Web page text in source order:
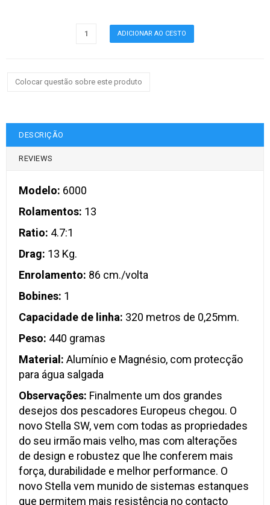
Colocar questão sobre este produto
DESCRIÇÃO
REVIEWS
Modelo: 6000
Rolamentos: 13
Ratio: 4.7:1
Drag: 13 Kg.
Enrolamento: 86 cm./volta
Bobines: 1
Capacidade de linha: 320 metros de 0,25mm.
Peso: 440 gramas
Material: Alumínio e Magnésio, com protecção
para água salgada
Observações: Finalmente um dos grandes
desejos dos pescadores Europeus chegou. O
novo Stella SW, vem com todas as propriedades
do seu irmão mais velho, mas com alterações
de design e robustez que lhe conferem mais
força, durabilidade e melhor performance. O
novo Stella vem munido de sistemas estanques
que permitem mais resistência no contacto